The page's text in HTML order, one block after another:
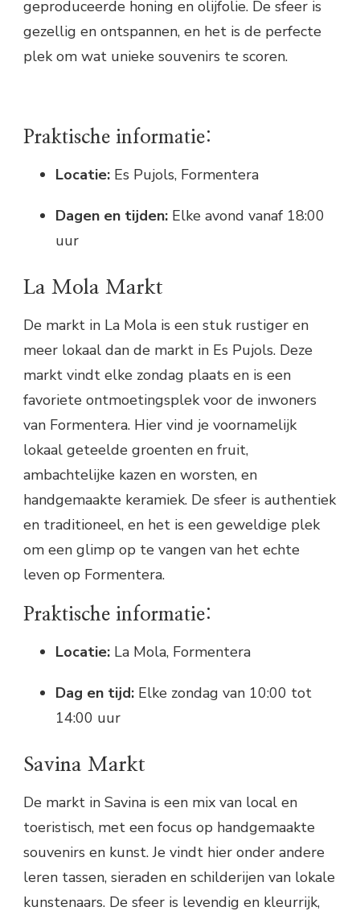
geproduceerde honing en olijfolie. De sfeer is
gezellig en ontspannen, en het is de perfecte
plek om wat unieke souvenirs te scoren.
Praktische informatie:
Locatie: Es Pujols, Formentera
Dagen en tijden: Elke avond vanaf 18:00
uur
La Mola Markt
De markt in La Mola is een stuk rustiger en
meer lokaal dan de markt in Es Pujols. Deze
markt vindt elke zondag plaats en is een
favoriete ontmoetingsplek voor de inwoners
van Formentera. Hier vind je voornamelijk
lokaal geteelde groenten en fruit,
ambachtelijke kazen en worsten, en
handgemaakte keramiek. De sfeer is authentiek
en traditioneel, en het is een geweldige plek
om een glimp op te vangen van het echte
leven op Formentera.
Praktische informatie:
Locatie: La Mola, Formentera
Dag en tijd: Elke zondag van 10:00 tot
14:00 uur
Savina Markt
De markt in Savina is een mix van local en
toeristisch, met een focus op handgemaakte
souvenirs en kunst. Je vindt hier onder andere
leren tassen, sieraden en schilderijen van lokale
kunstenaars. De sfeer is levendig en kleurrijk,